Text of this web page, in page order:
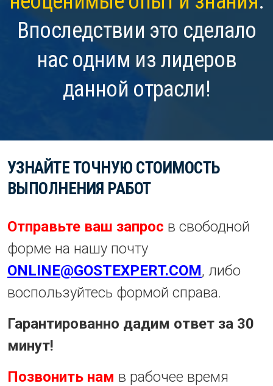
Впоследствии это сделало
нас одним из лидеров
данной отрасли!
УЗНАЙТЕ ТОЧНУЮ СТОИМОСТЬ
ВЫПОЛНЕНИЯ РАБОТ
Отправьте ваш запрос в свободной
форме на нашу почту
ONLINE@GOSTEXPERT.COM, либо
воспользуйтесь формой справа.
Гарантированно дадим ответ за 30
минут!
Позвонить нам в рабочее время